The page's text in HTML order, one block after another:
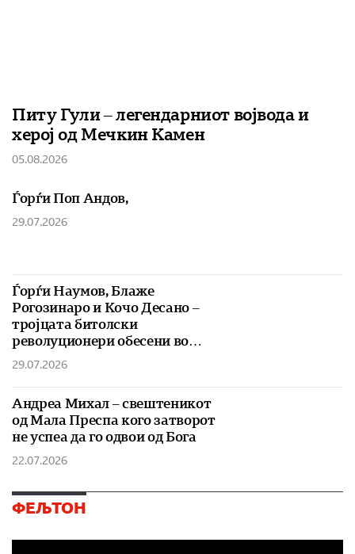
Питу Гули – легендарниот војвода и
херој од Мечкин Камен
05.08.2026
Ѓорѓи Поп Андов,
29.07.2026
Ѓорѓи Наумов, Блаже
Рогозинаро и Кочо Десано –
тројцата битолски
револуционери обесени во
Скопје
29.07.2026
Андреа Михал – свештеникот
од Мала Преспа кого затворот
не успеа да го одвои од Бога
22.07.2026
ФЕЉТОН